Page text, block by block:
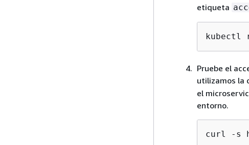
etiqueta
kubectl
Pruebe el
utilizamos la
el
entorno.
curl -s